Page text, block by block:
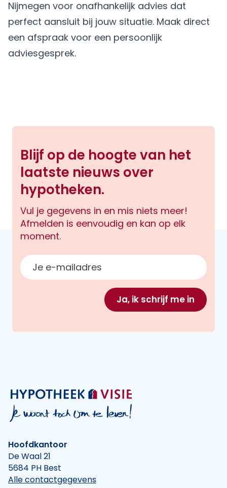
Nijmegen voor onafhankelijk advies dat
perfect aansluit bij jouw situatie. Maak direct
een afspraak voor een persoonlijk
adviesgesprek.
Blijf op de hoogte van het
laatste nieuws over
hypotheken.
Vul je gegevens in en mis niets meer!
Afmelden is eenvoudig en kan op elk
moment.
E-mailadres
Ja, ik schrijf me in
Hoofdkantoor
De Waal 21
5684 PH Best
Alle contactgegevens